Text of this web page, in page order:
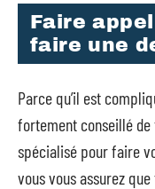
Faire
faire une
Parce qu’il est
fortement conseillé de
spécialisé pour faire
vous vous assurez